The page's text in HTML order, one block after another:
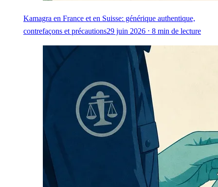
Kamagra en France et en Suisse: générique authentique,
contrefaçons et précautions29 juin 2026 ⋅ 8 min de lecture